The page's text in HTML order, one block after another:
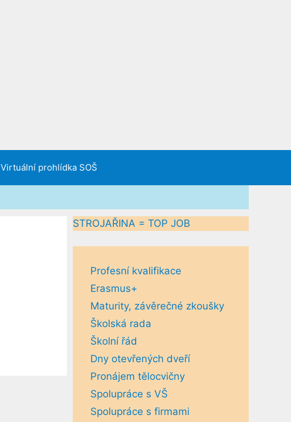
Virtuální prohlídka SOŠ
STROJAŘINA = TOP JOB
Profesní kvalifikace
Erasmus+
Maturity, závěrečné zkoušky
Školská rada
Školní řád
Dny otevřených dveří
Pronájem tělocvičny
Spolupráce s VŠ
Spolupráce s firmami